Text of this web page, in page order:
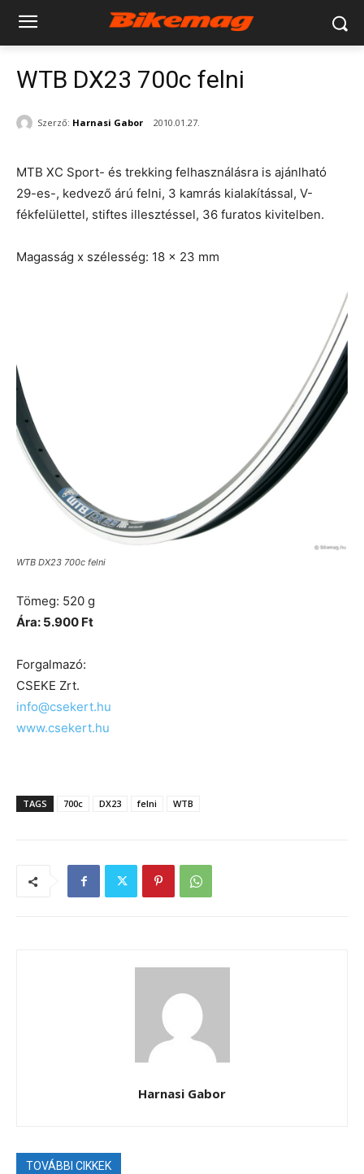
WTB DX23 700c felni
Szerző: Harnasi Gabor 2010.01.27.
MTB XC Sport- és trekking felhasználásra is ajánlható
29-es-, kedvező árú felni, 3 kamrás kialakítással, V-
fékfelülettel, stiftes illesztéssel, 36 furatos kivitelben.
Magasság x szélesség: 18 x 23 mm
WTB DX23 700c felni
Tömeg: 520 g
Ára: 5.900 Ft
Forgalmazó:
CSEKE Zrt.
info@csekert.hu
www.csekert.hu
TAGS 700c DX23 felni WTB
Harnasi Gabor
TOVÁBBI CIKKEK